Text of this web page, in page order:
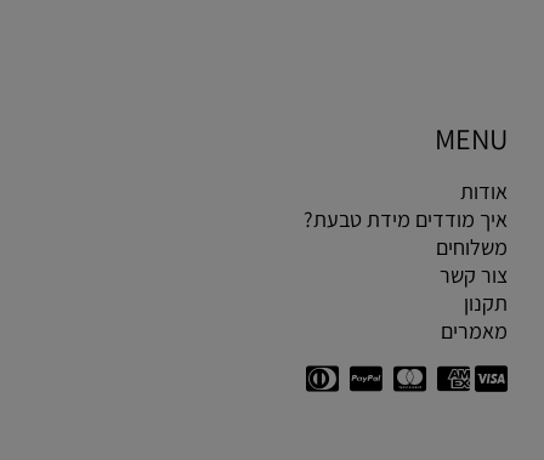
MENU
אודות
איך מודדים מידת טבעת?
משלוחים
צור קשר
תקנון
מאמרים